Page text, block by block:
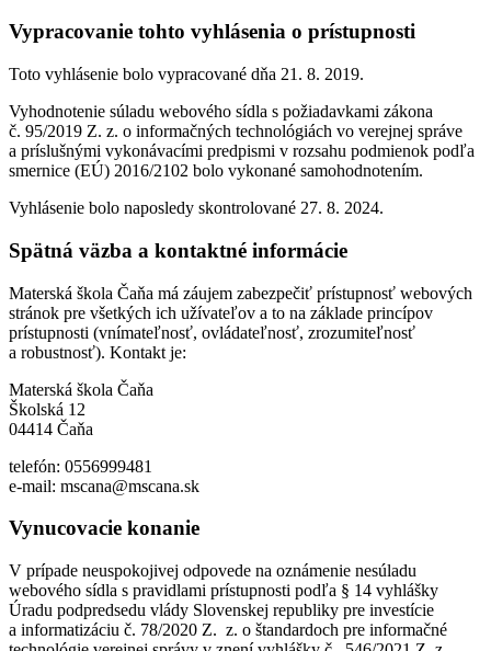
Vypracovanie tohto vyhlásenia o prístupnosti
Toto vyhlásenie bolo vypracované dňa 21. 8. 2019.
Vyhodnotenie súladu webového sídla s požiadavkami zákona
č. 95/2019 Z. z. o informačných technológiách vo verejnej správe
a príslušnými vykonávacími predpismi v rozsahu podmienok podľa
smernice (EÚ) 2016/2102 bolo vykonané samohodnotením.
Vyhlásenie bolo naposledy skontrolované 27. 8. 2024.
Spätná väzba a kontaktné informácie
Materská škola Čaňa má záujem zabezpečiť prístupnosť webových
stránok pre všetkých ich užívateľov a to na základe princípov
prístupnosti (vnímateľnosť, ovládateľnosť, zrozumiteľnosť
a robustnosť). Kontakt je:
Materská škola Čaňa
Školská 12
04414 Čaňa
telefón: 0556999481
e-mail: mscana@mscana.sk
Vynucovacie konanie
V prípade neuspokojivej odpovede na oznámenie nesúladu
webového sídla s pravidlami prístupnosti podľa § 14 vyhlášky
Úradu podpredsedu vlády Slovenskej republiky pre investície
a informatizáciu č. 78/2020 Z. z. o štandardoch pre informačné